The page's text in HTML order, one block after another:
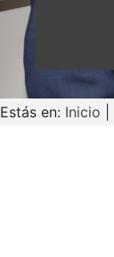
Estás en: Inicio